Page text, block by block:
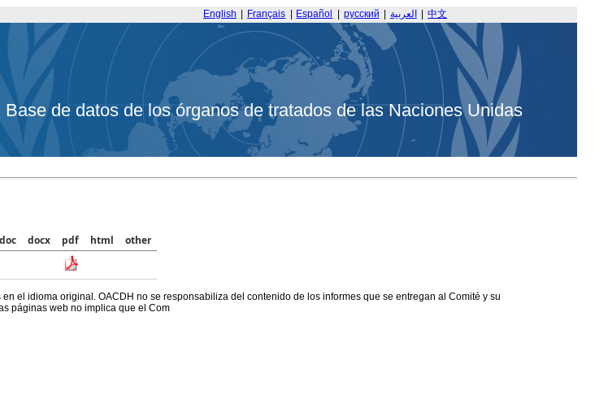
English Français Español русский العربية 中文
Base de datos de los órganos de tratados de las Naciones Unidas
doc docx pdf html
other
el idioma original. OACDH no se responsabiliza del contenido de los informes que se entregan al Comité y su
páginas web no implica que el Com